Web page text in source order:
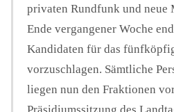
privaten Rundfunk und neue
Ende vergangener Woche
Kandidaten für das
vorzuschlagen. Sämtliche
liegen nun den Fraktionen